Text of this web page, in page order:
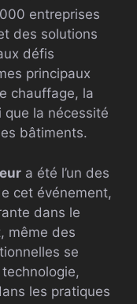
entreprises
des solutions
défis
principaux
chauffage, la
que la nécessité
bâtiments.
a été l’un des
cet événement,
dans le
même des
se
les pratiques